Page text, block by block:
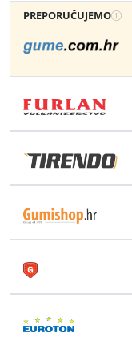
PREPORUČUJEMO